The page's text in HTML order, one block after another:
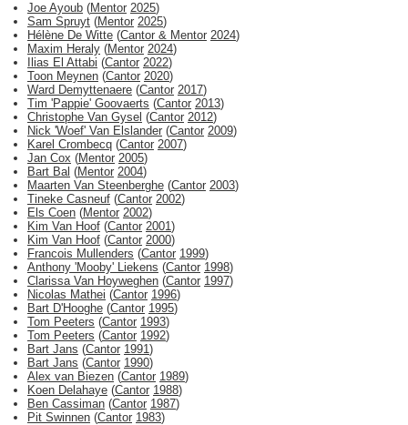
Joe Ayoub (Mentor 2025)
Sam Spruyt (Mentor 2025)
Hélène De Witte (Cantor & Mentor 2024)
Maxim Heraly (Mentor 2024)
Ilias El Attabi (Cantor 2022)
Toon Meynen (Cantor 2020)
Ward Demyttenaere (Cantor 2017)
Tim 'Pappie' Goovaerts (Cantor 2013)
Christophe Van Gysel (Cantor 2012)
Nick 'Woef' Van Elslander (Cantor 2009)
Karel Crombecq (Cantor 2007)
Jan Cox (Mentor 2005)
Bart Bal (Mentor 2004)
Maarten Van Steenberghe (Cantor 2003)
Tineke Casneuf (Cantor 2002)
Els Coen (Mentor 2002)
Kim Van Hoof (Cantor 2001)
Kim Van Hoof (Cantor 2000)
Francois Mullenders (Cantor 1999)
Anthony 'Mooby' Liekens (Cantor 1998)
Clarissa Van Hoyweghen (Cantor 1997)
Nicolas Mathei (Cantor 1996)
Bart D'Hooghe (Cantor 1995)
Tom Peeters (Cantor 1993)
Tom Peeters (Cantor 1992)
Bart Jans (Cantor 1991)
Bart Jans (Cantor 1990)
Alex van Biezen (Cantor 1989)
Koen Delahaye (Cantor 1988)
Ben Cassiman (Cantor 1987)
Pit Swinnen (Cantor 1983)